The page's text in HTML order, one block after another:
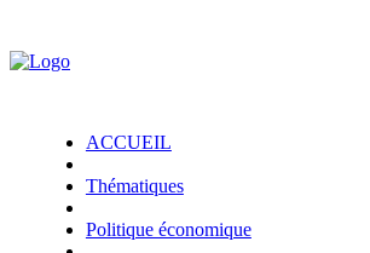
ACCUEIL
Thématiques
Politique économique